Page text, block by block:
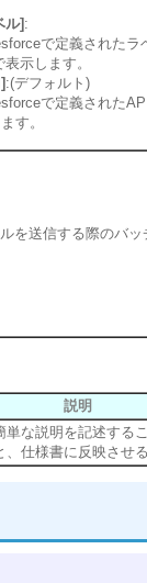
ル] :
で定義されたラ
表示します。
:(デフォルト)
で定義された
す。
を送信する際のバッ
説明
単な説明を記述する
、仕様書に反映させ